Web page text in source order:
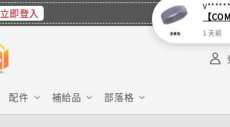
立即登入
配件 補給品 部落格
1 天前